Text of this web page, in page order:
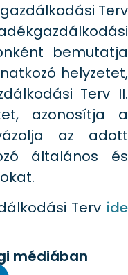
Terv
bemutatja
helyzetet,
Terv II.
azonosítja a
az adott
általános és
Terv ide
médiában